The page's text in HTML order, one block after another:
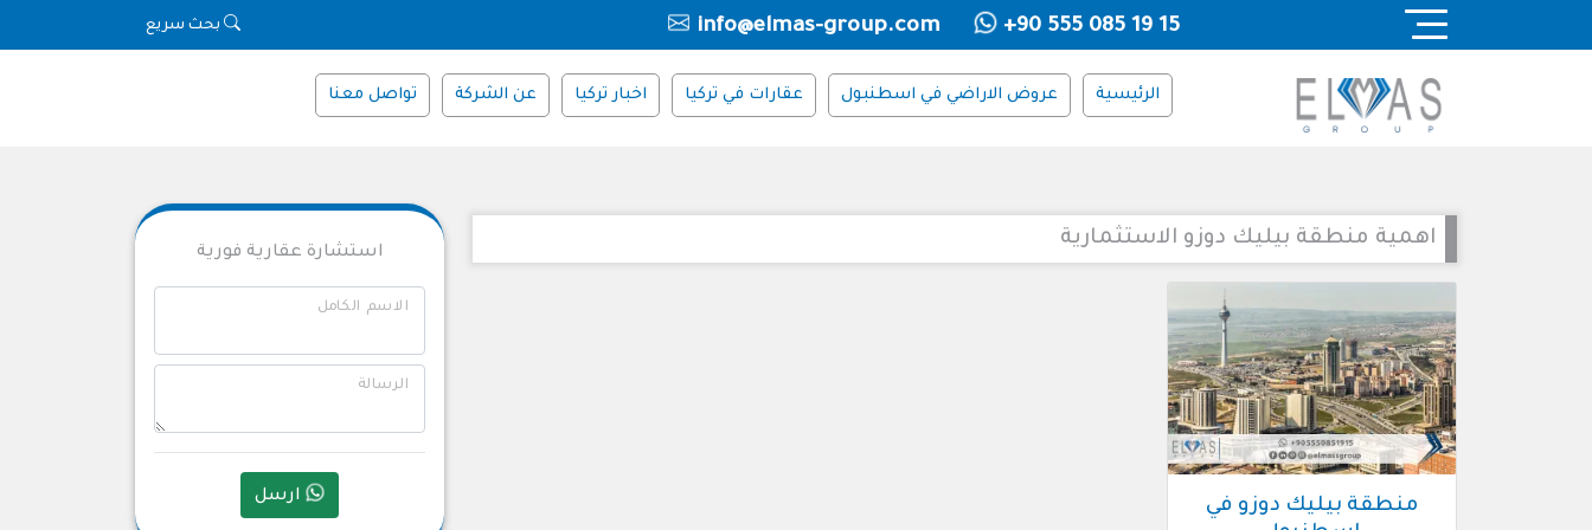
+90 555 085 19 15
info@elmas-group.com بحث سريع
الرئيسية عروض الاراضي في اسطنبول عقارات في تركيا اخبار تركيا عن الشركة تواصل معنا
اهمية منطقة بيليك دوزو الاستثمارية
منطقة بيليك دوزو في
استشارة عقارية فورية
الاسم الكامل
الرسالة
ارسل